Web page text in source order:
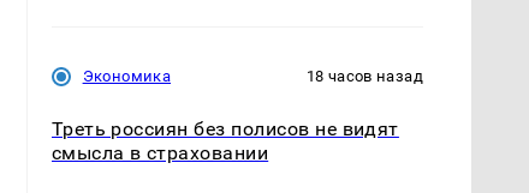
Экономика 18 часов назад
Треть россиян без полисов не видят
смысла в страховании